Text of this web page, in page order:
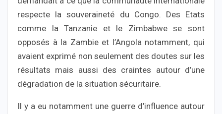
respecte la souveraineté du Congo. Des Etats
comme la Tanzanie et le Zimbabwe se sont
opposés à la Zambie et l’Angola notamment, qui
avaient exprimé non seulement des doutes sur les
résultats mais aussi des craintes autour d’une
dégradation de la situation sécuritaire.
Il y a eu notamment une guerre d’influence autour